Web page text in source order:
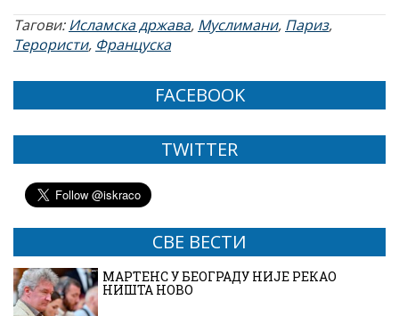
Тагови:Исламска држава, Муслимани, Париз,
Терористи, Француска
FACEBOOK
TWITTER
СВЕ ВЕСТИ
МАРТЕНС У БЕОГРАДУ НИЈЕ РЕКАО
НИШТА НОВО